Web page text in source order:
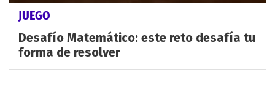
JUEGO
Desafío Matemático: este reto desafía tu
forma de resolver